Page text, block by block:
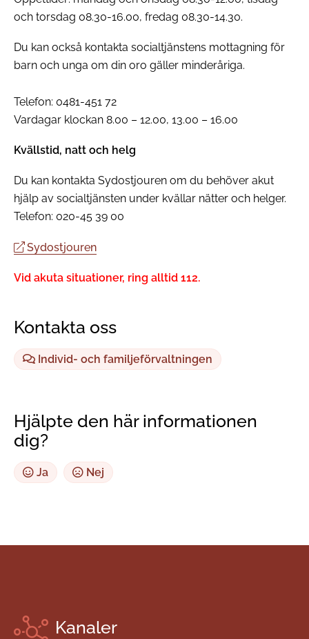
och torsdag 08.30-16.00, fredag 08.30-14.30.
Du kan också kontakta socialtjänstens mottagning för
barn och unga om din oro gäller minderåriga.
Telefon: 0481-451 72
Vardagar klockan 8.00 – 12.00, 13.00 – 16.00
Kvällstid, natt och helg
Du kan kontakta Sydostjouren om du behöver akut
hjälp av socialtjänsten under kvällar nätter och helger.
Telefon: 020-45 39 00
Sydostjouren
Vid akuta situationer, ring alltid 112.
Kontakta oss
Individ- och familjeförvaltningen
Hjälpte den här informationen
dig?
Ja Nej
Kanaler